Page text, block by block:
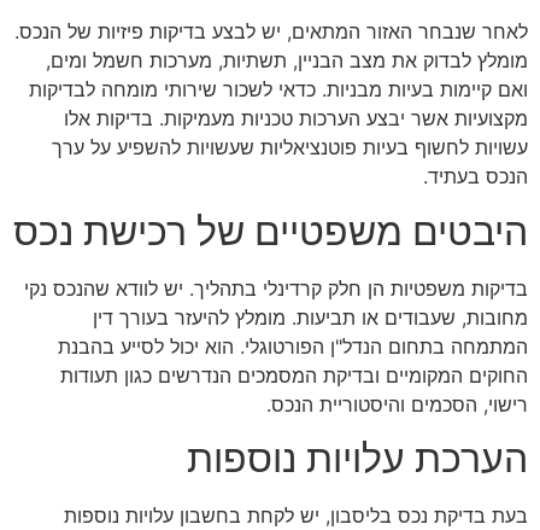
לאחר שנבחר האזור המתאים, יש לבצע בדיקות פיזיות של הנכס.
מומלץ לבדוק את מצב הבניין, תשתיות, מערכות חשמל ומים,
ואם קיימות בעיות מבניות. כדאי לשכור שירותי מומחה לבדיקות
מקצועיות אשר יבצע הערכות טכניות מעמיקות. בדיקות אלו
עשויות לחשוף בעיות פוטנציאליות שעשויות להשפיע על ערך
הנכס בעתיד.
היבטים משפטיים של רכישת נכס
בדיקות משפטיות הן חלק קרדינלי בתהליך. יש לוודא שהנכס נקי
מחובות, שעבודים או תביעות. מומלץ להיעזר בעורך דין
המתמחה בתחום הנדל"ן הפורטוגלי. הוא יכול לסייע בהבנת
החוקים המקומיים ובדיקת המסמכים הנדרשים כגון תעודות
רישוי, הסכמים והיסטוריית הנכס.
הערכת עלויות נוספות
בעת בדיקת נכס בליסבון, יש לקחת בחשבון עלויות נוספות